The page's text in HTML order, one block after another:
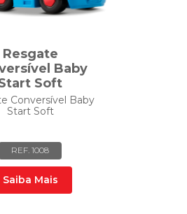
Resgate
Baby
Soft
Conversível Baby
Start Soft
REF. 1008
Saiba Mais